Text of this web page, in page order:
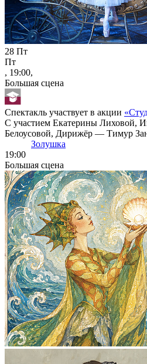
28 Пт
Пт
, 19:00,
Большая сцена
Спектакль участвует в акции
С участием Екатерины Лиховой,
Белоусовой, Дирижёр — Тимур
Золушка
19:00
Большая сцена